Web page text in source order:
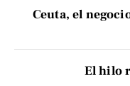
Ceuta, el
El hilo